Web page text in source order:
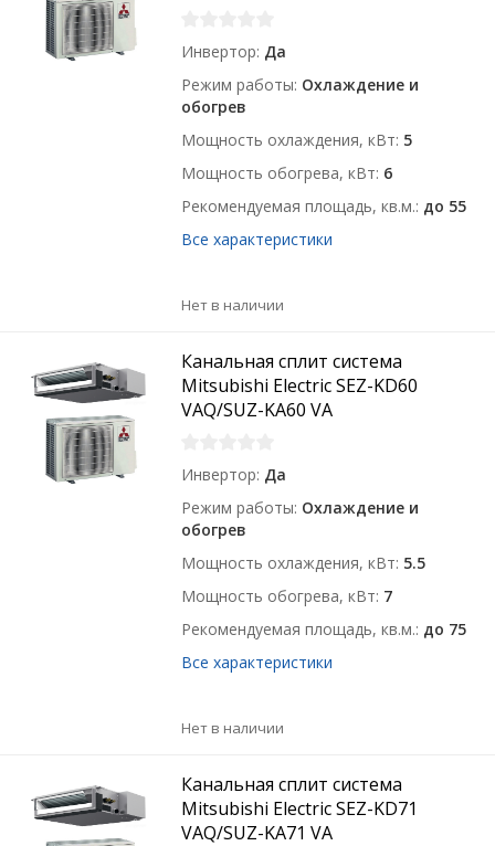
Инвертор Да
Режим работы Охлаждение и
обогрев
Мощность охлаждения, кВт 5
Мощность обогрева, кВт 6
Рекомендуемая площадь, кв.м. до 55
Все характеристики
Нет в наличии
Канальная сплит система
Mitsubishi Electric SEZ-KD60
VAQ/SUZ-KA60 VA
Инвертор Да
Режим работы Охлаждение и
обогрев
Мощность охлаждения, кВт 5.5
Мощность обогрева, кВт 7
Рекомендуемая площадь, кв.м. до 75
Все характеристики
Нет в наличии
Канальная сплит система
Mitsubishi Electric SEZ-KD71
VAQ/SUZ-KA71 VA